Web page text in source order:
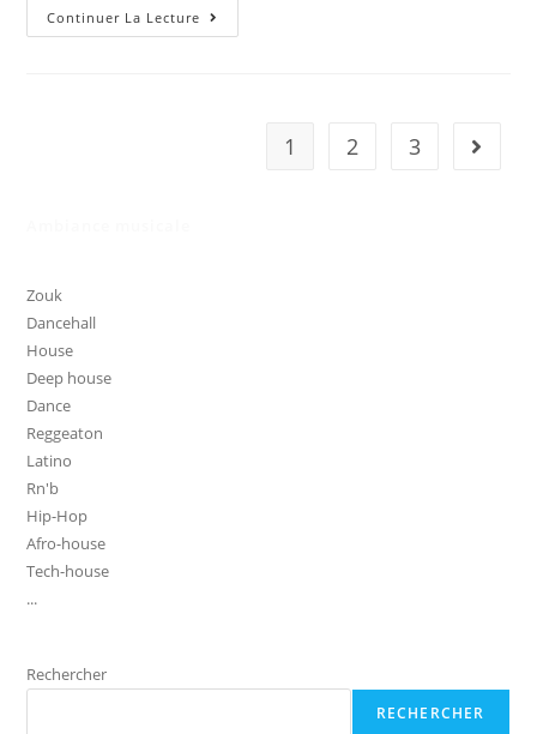
Continuer La Lecture Birthday
De
1 2 3 Aller à
Zouk
Dancehall
House
Deep house
Dance
Reggeaton
Latino
Rn'b
Hip-Hop
Afro-house
Tech-house
...
Rechercher
RECHERCHER